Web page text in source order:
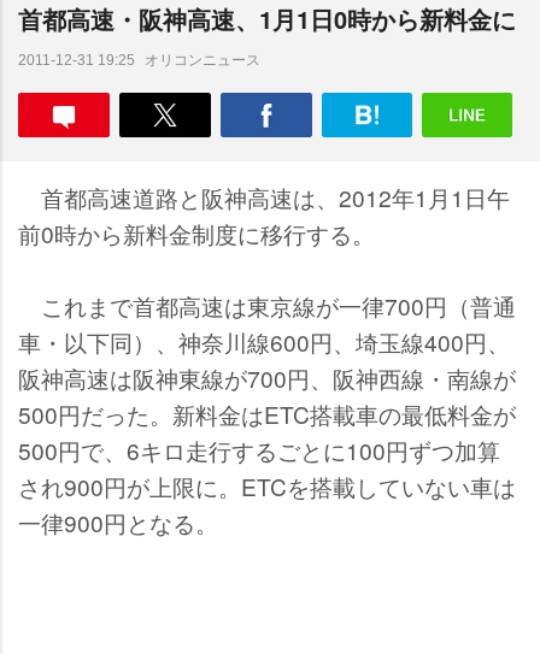
首都高速・阪神高速、1月1日0時から新料金に
2011-12-31 19:25 オリコンニュース
首都高速道路と阪神高速は、2012年1月1日午
前0時から新料金制度に移行する。
これまで首都高速は東京線が一律700円（普通
車・以下同）、神奈川線600円、埼玉線400円、
阪神高速は阪神東線が700円、阪神西線・南線が
500円だった。新料金はETC搭載車の最低料金が
500円で、6キロ走行するごとに100円ずつ加算
され900円が上限に。ETCを搭載していない車は
一律900円となる。